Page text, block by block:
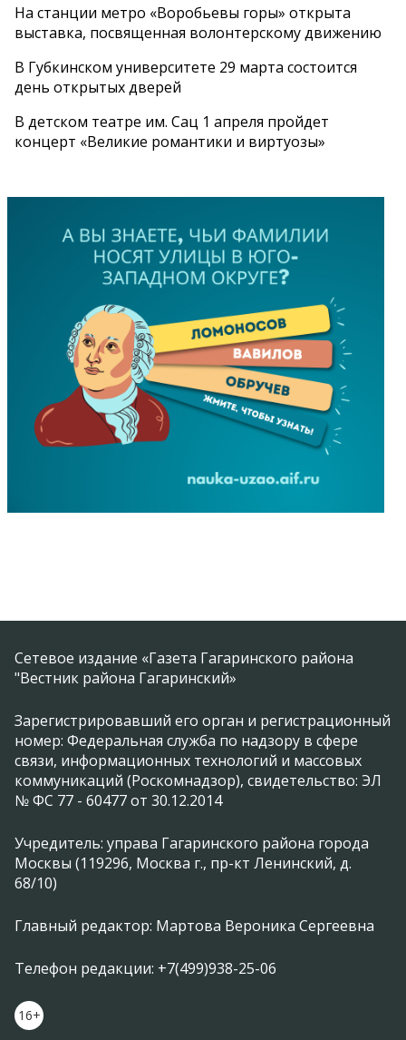
На станции метро «Воробьевы горы» открыта
выставка, посвященная волонтерскому движению
В Губкинском университете 29 марта состоится
день открытых дверей
В детском театре им. Сац 1 апреля пройдет
концерт «Великие романтики и виртуозы»
Сетевое издание «Газета Гагаринского района
"Вестник района Гагаринский»
Зарегистрировавший его орган и регистрационный
номер: Федеральная служба по надзору в сфере
связи, информационных технологий и массовых
коммуникаций (Роскомнадзор), свидетельство: ЭЛ
№ ФС 77 - 60477 от 30.12.2014
Учредитель: управа Гагаринского района города
Москвы (119296, Москва г., пр-кт Ленинский, д.
68/10)
Главный редактор: Мартова Вероника Сергеевна
Телефон редакции: +7(499)938-25-06
16+